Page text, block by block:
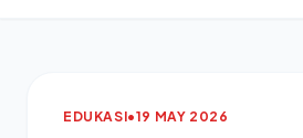
EDUKASI•19 MAY 2026